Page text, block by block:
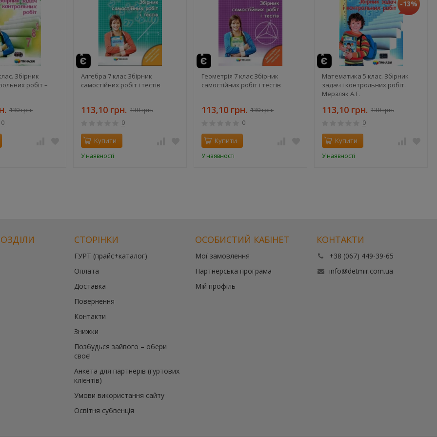
Збірник
робіт –
130 грн.
0
Алгебра 7 клас Збірник
самостійних робіт і тестів
113,10 грн. 130 грн.
0
Купити
У наявності
Геометрія 7 клас Збірник
самостійних робіт і тестів
113,10 грн. 130 грн.
0
Купити
У наявності
-13%
Математика 5 клас. Збірник
задач і контрольних робіт.
Мерзляк А.Г.
113,10 грн. 130 грн.
0
Купити
У наявності
СТОРІНКИ
ГУРТ (прайс+каталог)
Оплата
Доставка
Повернення
Контакти
Знижки
Позбудься зайвого – обери
своє!
Анкета для партнерів (гуртових
клієнтів)
Умови використання сайту
Освітня субвенція
ОСОБИСТИЙ КАБІНЕТ
Мої замовлення
Партнерська програма
Мій профіль
КОНТАКТИ
+38 (067) 449-39-65
info@detmir.com.ua